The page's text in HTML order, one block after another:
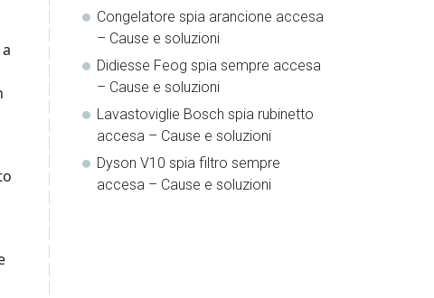
Congelatore spia arancione accesa​​
– Cause e soluzioni
Didiesse Feog spia sempre accesa​​
– Cause e soluzioni
Lavastoviglie Bosch spia rubinetto
accesa​​ – Cause e soluzioni
Dyson V10 spia filtro sempre
accesa​​ – Cause e soluzioni